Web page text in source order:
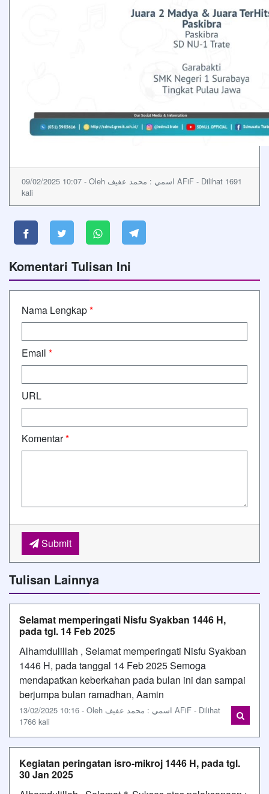
09/02/2025 10:07 - Oleh اسمي : محمد عفيف AFiF - Dilihat 1691
kali
Komentari Tulisan Ini
Nama Lengkap*
Email *
URL
Komentar*
Submit
Tulisan Lainnya
Selamat memperingati Nisfu Syakban 1446 H,
pada tgl. 14 Feb 2025
Alhamdulillah , Selamat memperingati Nisfu Syakban
1446 H, pada tanggal 14 Feb 2025 Semoga
mendapatkan keberkahan pada bulan ini dan sampai
berjumpa bulan ramadhan, Aamin
13/02/2025 10:16 - Oleh اسمي : محمد عفيف AFiF - Dilihat
1766 kali
Kegiatan peringatan isro-mikroj 1446 H, pada tgl.
30 Jan 2025